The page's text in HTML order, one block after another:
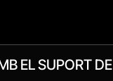
EL SUPORT DE